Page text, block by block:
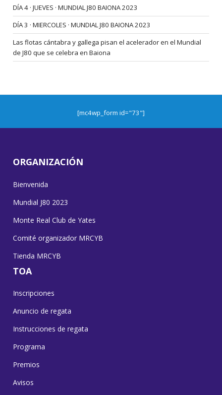
DÍA 4 · JUEVES · MUNDIAL J80 BAIONA 2023
DÍA 3 · MIERCOLES · MUNDIAL J80 BAIONA 2023
Las flotas cántabra y gallega pisan el acelerador en el Mundial
de J80 que se celebra en Baiona
[mc4wp_form id="73"]
ORGANIZACIÓN
Bienvenida
Mundial J80 2023
Monte Real Club de Yates
Comité organizador MRCYB
Tienda MRCYB
TOA
Inscripciones
Anuncio de regata
Instrucciones de regata
Programa
Premios
Avisos